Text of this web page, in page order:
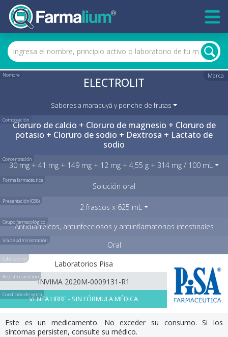
Nombre Marca
ELECTROLIT
Sabores a maracuyá y ponche de frutas
Composición
Cloruro de calcio + Cloruro de magnesio + Cloruro de
potasio + Cloruro de sodio + Dextrosa + Lactato de
sodio
Concentración
30 mg + 41 mg + 149 mg + 12 mg + 4,55 g + 314 mg / 100 mL
Forma farmacéutica
Solución oral
Presentación (C88)
2 frascos x 625 mL
Grupo farmacológico
Antidiarreicos, antiinfecciosos y antiinflamatorios intestinales
Vía de administración Oral
Laboratorio
Laboratorios Pisa
Registro sanitario
INVIMA 2020M-0009131-R1
Condición de ventaVENTA LIBRE - SIN FÓRMULA MÉDICA
Este es un medicamento. No exceder su consumo. Si los
síntomas persisten, consulte su médico.